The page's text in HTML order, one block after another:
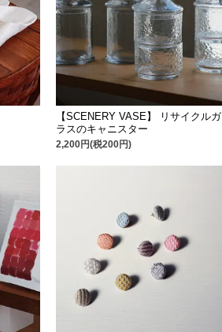
【SCENERY VASE】 リサイクルガ
ラスのキャニスター
2,200円(税200円)